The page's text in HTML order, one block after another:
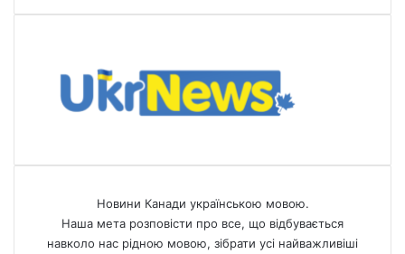
Новини Канади українською мовою.
Наша мета розповісти про все, що відбувається
навколо нас рідною мовою, зібрати усі найважливіші